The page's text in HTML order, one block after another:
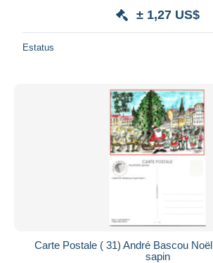
± 1,27 US$
Estatus
Carte Postale ( 31) André Bascou
sapin